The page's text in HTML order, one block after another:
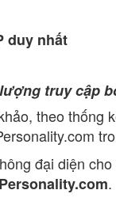
duy nhất
truy cập
theo thống
đại diện
.